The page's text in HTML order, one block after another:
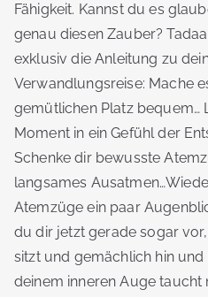
Fähigkeit. Kannst du es
genau diesen Zauber?
exklusiv die Anleitung zu
Verwandlungsreise: Mache
gemütlichen Platz bequem…
Moment in ein Gefühl der
Schenke dir bewusste
langsames
Atemzüge ein paar
du dir jetzt gerade sogar
sitzt und gemächlich hin und
deinem inneren Auge taucht